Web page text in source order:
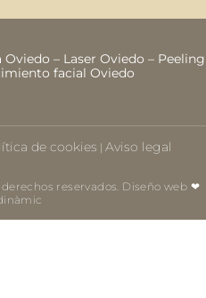
Oviedo – Laser Oviedo – Peeling
facial Oviedo
de cookies | Aviso legal
reservados. Diseño web ❤